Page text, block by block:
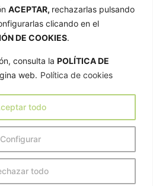
ACEPTAR, rechazarlas pulsando
clicando en el
DE COOKIES.
consulta la POLÍTICA DE
web. Política de cookies
Configurar
todo
todo